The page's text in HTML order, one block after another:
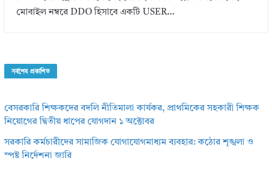
মোবাইল নম্বরে DDO হিসাবে একটি USER…
সর্বশেষ প্রকাশিত
বেসরকারি শিক্ষকদের বদলি নীতিমালা কার্যকর, প্রাথমিকের সহকারী শিক্ষক
নিয়োগের দ্বিতীয় ধাপের যোগদান ১ অক্টোবর
সরকারি কর্মচারীদের সামাজিক যোগাযোগমাধ্যম ব্যবহার: কঠোর শৃঙ্খলা ও
স্পষ্ট নির্দেশনা জারি